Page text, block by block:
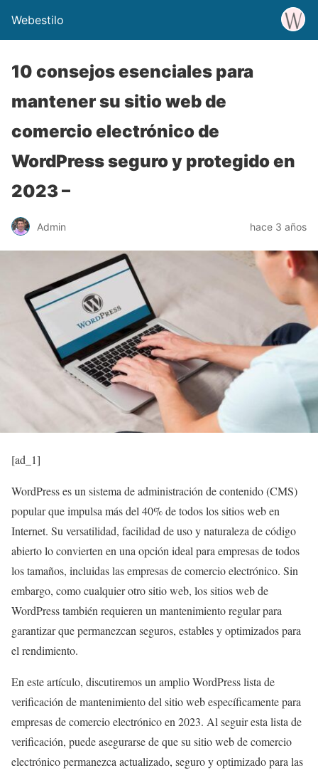
Webestilo
10 consejos esenciales para
mantener su sitio web de
comercio electrónico de
WordPress seguro y protegido en
2023 –
Admin hace 3 años
[ad_1]
WordPress es un sistema de administración de contenido (CMS)
popular que impulsa más del 40% de todos los sitios web en
Internet. Su versatilidad, facilidad de uso y naturaleza de código
abierto lo convierten en una opción ideal para empresas de todos
los tamaños, incluidas las empresas de comercio electrónico. Sin
embargo, como cualquier otro sitio web, los sitios web de
WordPress también requieren un mantenimiento regular para
garantizar que permanezcan seguros, estables y optimizados para
el rendimiento.
En este artículo, discutiremos un amplioWordPresslista de
verificación de mantenimiento del sitio web específicamente para
empresas de comercio electrónico en 2023. Al seguir esta lista de
verificación, puede asegurarse de que su sitio web de comercio
electrónico permanezca actualizado, seguro y optimizado para las